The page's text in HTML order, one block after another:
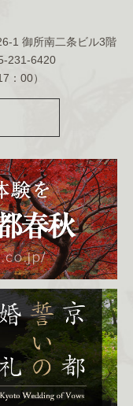
1 御所南二条ビル3階
231-6420
：00）